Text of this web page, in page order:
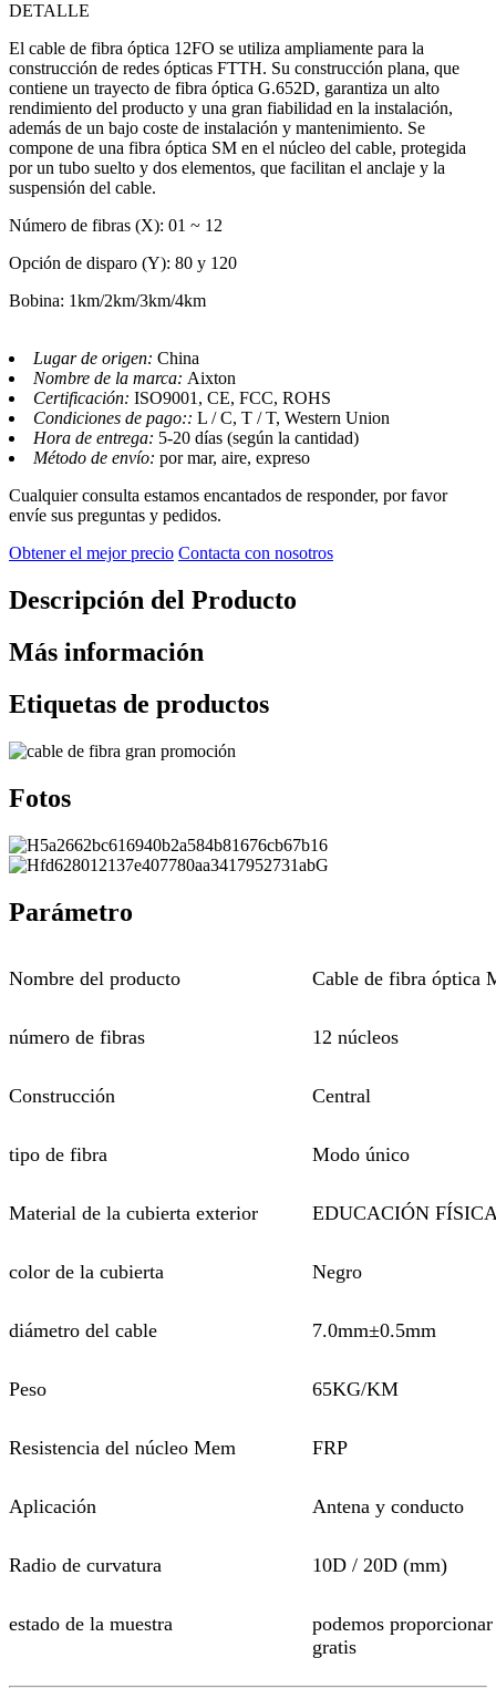
DETALLE
El cable de fibra óptica 12FO se utiliza ampliamente para la
construcción de redes ópticas FTTH. Su construcción plana, que
contiene un trayecto de fibra óptica G.652D, garantiza un alto
rendimiento del producto y una gran fiabilidad en la instalación,
además de un bajo coste de instalación y mantenimiento. Se
compone de una fibra óptica SM en el núcleo del cable, protegida
por un tubo suelto y dos elementos, que facilitan el anclaje y la
suspensión del cable.
Número de fibras (X): 01 ~ 12
Opción de disparo (Y): 80 y 120
Bobina: 1km/2km/3km/4km
Lugar de origen: China
Nombre de la marca: Aixton
Certificación: ISO9001, CE, FCC, ROHS
Condiciones de pago:: L / C, T / T, Western Union
Hora de entrega: 5-20 días (según la cantidad)
Método de envío: por mar, aire, expreso
Cualquier consulta estamos encantados de responder, por favor
envíe sus preguntas y pedidos.
Obtener el mejor precio Contacta con nosotros
Descripción del Producto
Más información
Etiquetas de productos
Fotos
Parámetro
Nombre del producto Cable de fibra óptica
número de fibras 12 núcleos
Construcción Central
tipo de fibra Modo único
Material de la cubierta exterior EDUCACIÓN
color de la cubierta Negro
diámetro del cable 7.0mm±0.5mm
Peso 65KG/KM
Resistencia del núcleo Mem FRP
Aplicación Antena y conducto
Radio de curvatura 10D / 20D (mm)
estado de la muestra
podemos
gratis